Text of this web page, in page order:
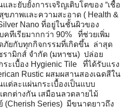
ะยับยั้งการเจริญเติบโตของ “เชื้อ
ขภาพและความสะอาด ( Health &
Nano ที่อยู่ในชั้นผิวของ
คทีเรียมากกว่า 90% ที่ช่วยเพิ่ม
ภัยกับทุกกิจกรรมที่เกิดขึ้น ล่าสุด
รามิกส์ จำกัด (มหาชน) ปล่อย
ะเบื้อง Hygienic Tile ที่ได้รับแรง
Rustic ผสมผสานสองเฉดสีใน
ต่ละแผ่นกระเบื้องเป็นแบบ
กต่างกัน เสมือนลวดลายไม้
(Cherish Series) มีขนาดยาวถึง